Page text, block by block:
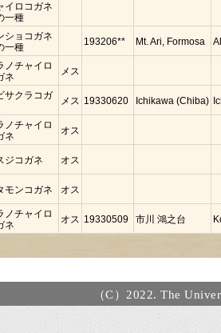
イロコガネ
一種
ショコガネ
一種
193206** Mt. Ari, Formosa
ノチャイロ
ネ
メス
サクラコガ
メス 19330620 Ichikawa (Chiba)
ノチャイロ
ネ
オス
ジコガネ オス
モンコガネ オス
ノチャイロ
ネ
オス 19330509 市川 鴻之台
（C）2022. The